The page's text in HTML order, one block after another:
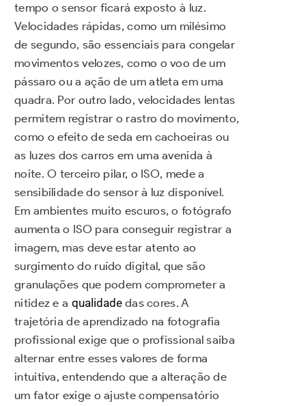
tempo o sensor ficará exposto à luz.
Velocidades rápidas, como um milésimo
de segundo, são essenciais para congelar
movimentos velozes, como o voo de um
pássaro ou a ação de um atleta em uma
quadra. Por outro lado, velocidades lentas
permitem registrar o rastro do movimento,
como o efeito de seda em cachoeiras ou
as luzes dos carros em uma avenida à
noite. O terceiro pilar, o ISO, mede a
sensibilidade do sensor à luz disponível.
Em ambientes muito escuros, o fotógrafo
aumenta o ISO para conseguir registrar a
imagem, mas deve estar atento ao
surgimento do ruído digital, que são
granulações que podem comprometer a
nitidez e a qualidadedas cores. A
trajetória de aprendizado na fotografia
profissional exige que o profissional saiba
alternar entre esses valores de forma
intuitiva, entendendo que a alteração de
um fator exige o ajuste compensatório